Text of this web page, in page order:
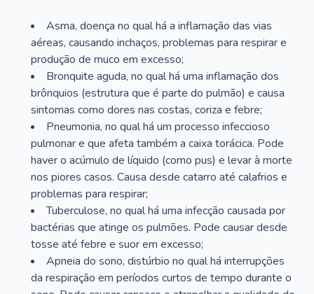
Asma, doença no qual há a inflamação das vias
aéreas, causando inchaços, problemas para respirar e
produção de muco em excesso;
Bronquite aguda, no qual há uma inflamação dos
brônquios (estrutura que é parte do pulmão) e causa
sintomas como dores nas costas, coriza e febre;
Pneumonia, no qual há um processo infeccioso
pulmonar e que afeta também a caixa torácica. Pode
haver o acúmulo de líquido (como pus) e levar à morte
nos piores casos. Causa desde catarro até calafrios e
problemas para respirar;
Tuberculose, no qual há uma infecção causada por
bactérias que atinge os pulmões. Pode causar desde
tosse até febre e suor em excesso;
Apneia do sono, distúrbio no qual há interrupções
da respiração em períodos curtos de tempo durante o